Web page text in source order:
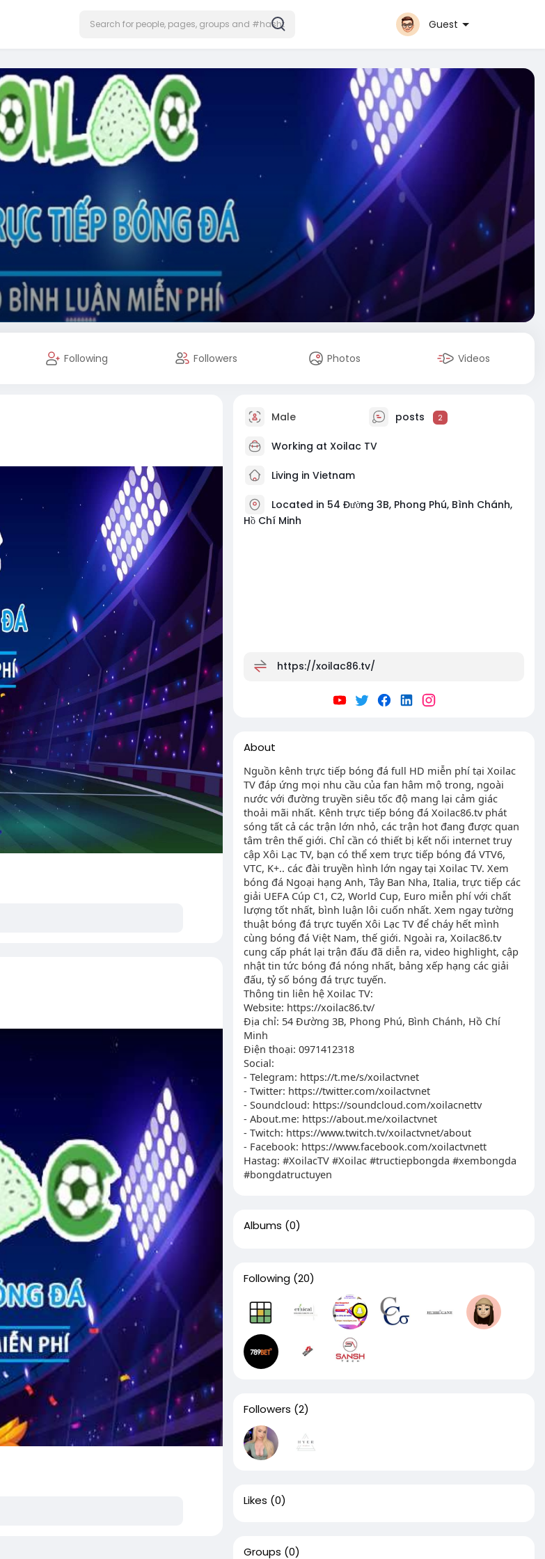
Guest
Following Followers Photos Videos
Male posts 2
Working at Xoilac TV
Living in Vietnam
Located in 54 Đường 3B, Phong Phú, Bình Chánh,
Hồ Chí Minh
https://xoilac86.tv/
About
Nguồn kênh trực tiếp bóng đá full HD miễn phí tại Xoilac
TV đáp ứng mọi nhu cầu của fan hâm mộ trong, ngoài
nước với đường truyền siêu tốc độ mang lại cảm giác
thoải mãi nhất. Kênh trực tiếp bóng đá Xoilac86.tv phát
sóng tất cả các trận lớn nhỏ, các trận hot đang được quan
tâm trên thế giới. Chỉ cần có thiết bị kết nối internet truy
cập Xôi Lạc TV, bạn có thể xem trực tiếp bóng đá VTV6,
VTC, K+.. các đài truyền hình lớn ngay tại Xoilac TV. Xem
bóng đá Ngoại hạng Anh, Tây Ban Nha, Italia, trực tiếp các
giải UEFA Cúp C1, C2, World Cup, Euro miễn phí với chất
lượng tốt nhất, bình luận lôi cuốn nhất. Xem ngay tường
thuật bóng đá trực tuyến Xôi Lạc TV để cháy hết mình
cùng bóng đá Việt Nam, thế giới. Ngoài ra, Xoilac86.tv
cung cấp phát lại trận đấu đã diễn ra, video highlight, cập
nhật tin tức bóng đá nóng nhất, bảng xếp hạng các giải
đấu, tỷ số bóng đá trực tuyến.
Thông tin liên hệ Xoilac TV:
Website: https://xoilac86.tv/
Địa chỉ: 54 Đường 3B, Phong Phú, Bình Chánh, Hồ Chí
Minh
Điện thoại: 0971412318
Social:
- Telegram: https://t.me/s/xoilactvnet
- Twitter: https://twitter.com/xoilactvnet
- Soundcloud: https://soundcloud.com/xoilacnettv
- About.me: https://about.me/xoilactvnet
- Twitch: https://www.twitch.tv/xoilactvnet/about
- Facebook: https://www.facebook.com/xoilactvnett
Hastag: #XoilacTV #Xoilac #tructiepbongda #xembongda
#bongdatructuyen
Albums (0)
Following (20)
Followers (2)
Likes (0)
Groups (0)